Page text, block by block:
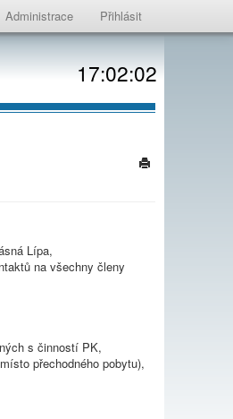
Administrace Přihlásit
17:02:02
Lípa,
na všechny členy
s činností PK,
přechodného pobytu),